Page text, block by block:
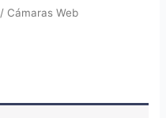
/ Cámaras Web